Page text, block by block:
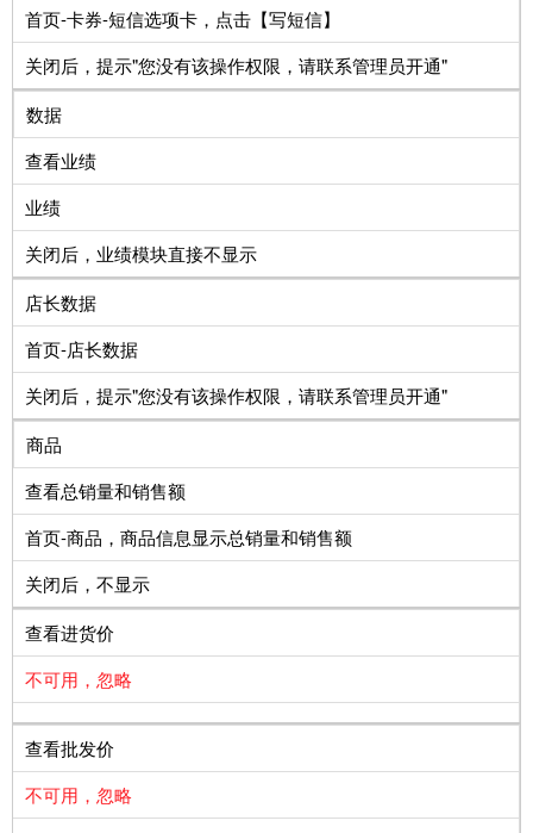
首页-卡券-短信选项卡，点击【写短信】
关闭后，提示"您没有该操作权限，请联系管理员开通"
数据
查看业绩
业绩
关闭后，业绩模块直接不显示
店长数据
首页-店长数据
关闭后，提示"您没有该操作权限，请联系管理员开通"
商品
查看总销量和销售额
首页-商品，商品信息显示总销量和销售额
关闭后，不显示
查看进货价
不可用，忽略
查看批发价
不可用，忽略